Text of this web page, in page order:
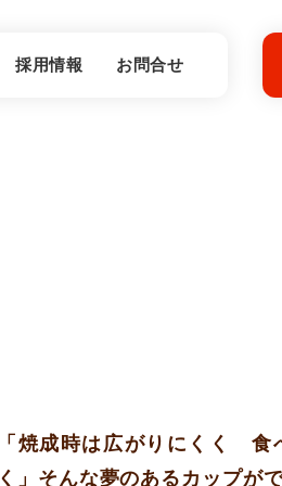
採用情報 お問合せ
「焼成時は広がりにくく 食
く」そんな夢のあるカップが